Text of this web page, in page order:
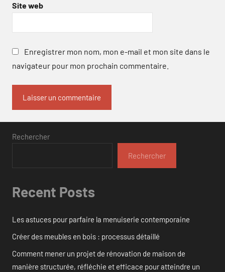
Site web
Enregistrer mon nom, mon e-mail et mon site dans le
navigateur pour mon prochain commentaire.
Rechercher
Rechercher
Recent Posts
Les astuces pour parfaire la menuiserie contemporaine
Créer des meubles en bois : processus détaillé
Comment mener un projet de rénovation de maison de
manière structurée, réfléchie et efficace pour atteindre un